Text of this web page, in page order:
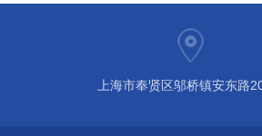
上海市奉贤区邬桥镇安东路